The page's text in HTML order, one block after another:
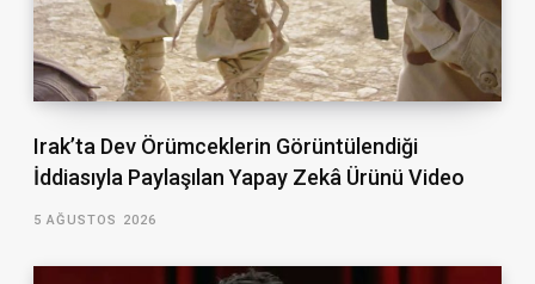
Irak’ta Dev Örümceklerin Görüntülendiği
İddiasıyla Paylaşılan Yapay Zekâ Ürünü Video
5 AĞUSTOS 2026